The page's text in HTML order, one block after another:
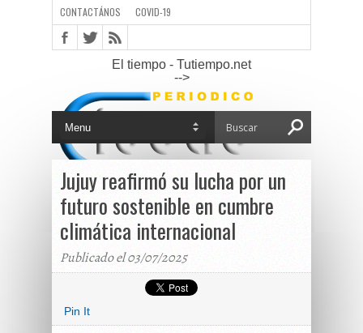
CONTACTÁNOS COVID-19
El tiempo - Tutiempo.net
-->
Jujuy reafirmó su lucha por un
futuro sostenible en cumbre
climática internacional
Publicado el 03/07/2025
Pin It